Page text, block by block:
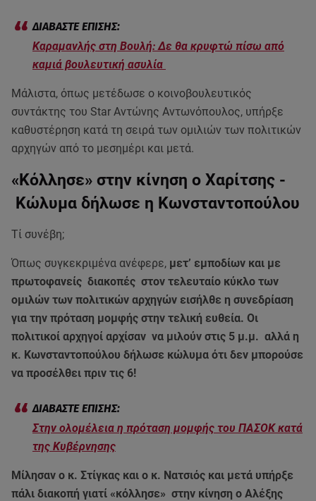
Καραμανλής στη Βουλή: Δε θα κρυφτώ πίσω από
καμιά βουλευτική ασυλία
Μάλιστα, όπως μετέδωσε ο κοινοβουλευτικός
συντάκτης του Star Αντώνης Αντωνόπουλος, υπήρξε
καθυστέρηση κατά τη σειρά των ομιλιών των πολιτικών
αρχηγών από το μεσημέρι και μετά.
«Κόλλησε» στην κίνηση ο Χαρίτσης -
Κώλυμα δήλωσε η Κωνσταντοπούλου
Τί συνέβη;
Όπως συγκεκριμένα ανέφερε, μετ’ εμποδίων και με
πρωτοφανείς διακοπές στον τελευταίο κύκλο των
ομιλών των πολιτικών αρχηγών εισήλθε η συνεδρίαση
για την πρόταση μομφής στην τελική ευθεία. Οι
πολιτικοί αρχηγοί αρχίσαν να μιλούν στις 5 μ.μ. αλλά η
κ. Κωνσταντοπούλου δήλωσε κώλυμα ότι δεν μπορούσε
να προσέλθει πριν τις 6!
Στην ολομέλεια η πρόταση μομφής του ΠΑΣΟΚ κατά
της Κυβέρνησης
Μίλησαν ο κ. Στίγκας και ο κ. Νατσιός και μετά υπήρξε
πάλι διακοπή γιατί «κόλλησε» στην κίνηση ο Αλέξης